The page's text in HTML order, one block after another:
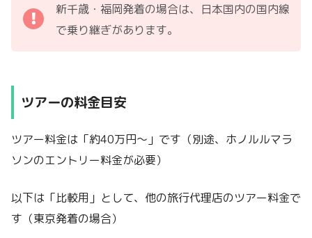
新千歳・福岡発着の場合は、日本国内の国内線
で乗り継ぎがあります。
ツアーの料金目安
ツアー料金は「約40万円～」です（別途、ホノルルマラ
ソンのエントリー料金が必要）
以下は「比較用」として、他の旅行代理店のツアー料金で
す（東京発着の場合）